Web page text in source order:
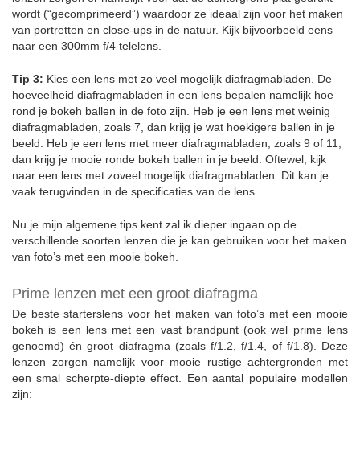
wordt (“gecomprimeerd”) waardoor ze ideaal zijn voor het maken
van portretten en close-ups in de natuur. Kijk bijvoorbeeld eens
naar een 300mm f/4 telelens.
Tip 3: Kies een lens met zo veel mogelijk diafragmabladen. De
hoeveelheid diafragmabladen in een lens bepalen namelijk hoe
rond je bokeh ballen in de foto zijn. Heb je een lens met weinig
diafragmabladen, zoals 7, dan krijg je wat hoekigere ballen in je
beeld. Heb je een lens met meer diafragmabladen, zoals 9 of 11,
dan krijg je mooie ronde bokeh ballen in je beeld. Oftewel, kijk
naar een lens met zoveel mogelijk diafragmabladen. Dit kan je
vaak terugvinden in de specificaties van de lens.
Nu je mijn algemene tips kent zal ik dieper ingaan op de
verschillende soorten lenzen die je kan gebruiken voor het maken
van foto’s met een mooie bokeh.
Prime lenzen met een groot diafragma
De beste starterslens voor het maken van foto’s met een mooie
bokeh is een lens met een vast brandpunt (ook wel prime lens
genoemd) én groot diafragma (zoals f/1.2, f/1.4, of f/1.8). Deze
lenzen zorgen namelijk voor mooie rustige achtergronden met
een smal scherpte-diepte effect. Een aantal populaire modellen
zijn: